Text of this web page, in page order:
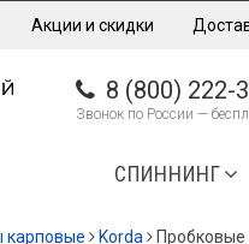
Акции и скидки
8 (800) 222-
Звонок по России —
СПИННИНГ
карповые Korda Пробковые